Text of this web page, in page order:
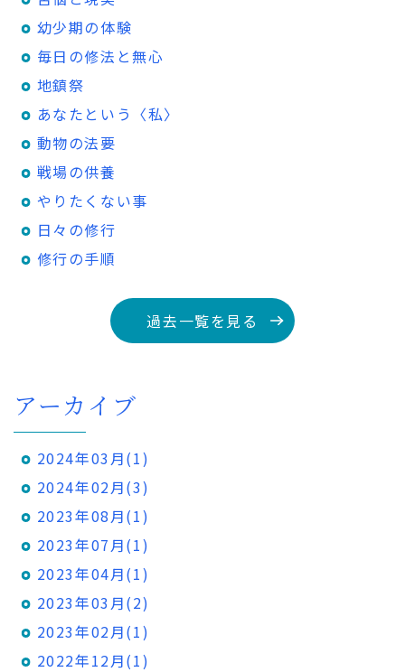
幼少期の体験
毎日の修法と無心
地鎮祭
あなたという〈私〉
動物の法要
戦場の供養
やりたくない事
日々の修行
修行の手順
過去一覧を見る
アーカイブ
2024年03月(1)
2024年02月(3)
2023年08月(1)
2023年07月(1)
2023年04月(1)
2023年03月(2)
2023年02月(1)
2022年12月(1)